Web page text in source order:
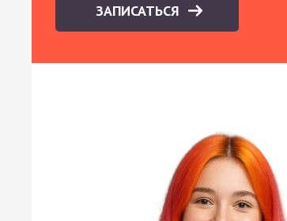
ЗАПИСАТЬСЯ